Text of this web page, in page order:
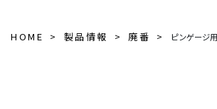
HOME 製品情報 廃番 ピンゲージ